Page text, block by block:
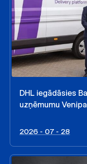
DHL iegādāsies
uzņēmumu
2026 - 07 - 28